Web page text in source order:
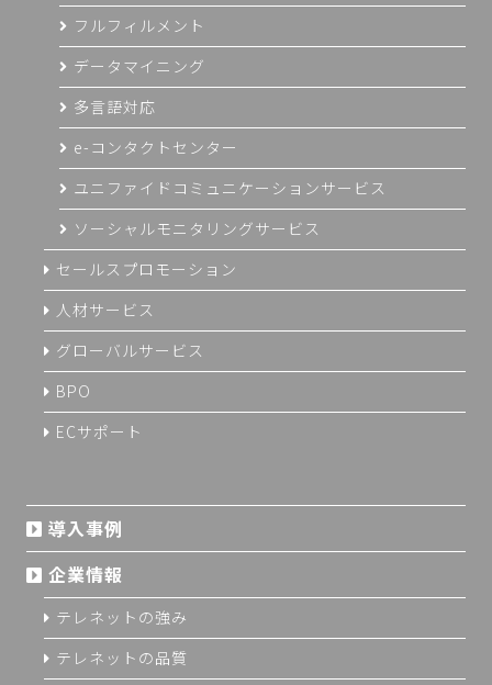
フルフィルメント
データマイニング
多言語対応
e-コンタクトセンター
ユニファイドコミュニケーションサービス
ソーシャルモニタリングサービス
セールスプロモーション
人材サービス
グローバルサービス
BPO
ECサポート
導入事例
企業情報
テレネットの強み
テレネットの品質